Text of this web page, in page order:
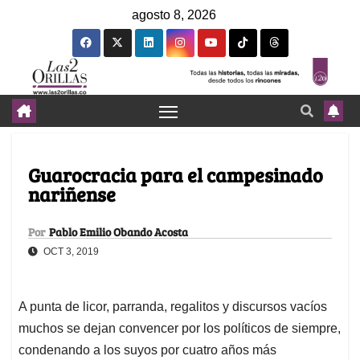
agosto 8, 2026
Guarocracia para el campesinado
nariñense
Por Pablo Emilio Obando Acosta
OCT 3, 2019
A punta de licor, parranda, regalitos y discursos vacíos
muchos se dejan convencer por los políticos de siempre,
condenando a los suyos por cuatro años más